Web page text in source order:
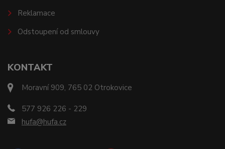
KONTAKT
Moravní 909, 765 02 Otrokovice
577 926 226 - 229
hufa@hufa.cz
Reklamace
Odstoupení od smlouvy